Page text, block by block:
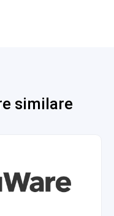
similare